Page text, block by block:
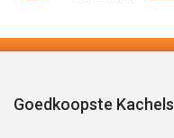
Goedkoopste Kachels